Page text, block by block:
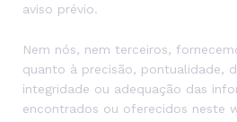
aviso prévio.
Nem nós, nem terceiros,
quanto à precisão, pontualidade,
integridade ou adequação das
encontrados ou oferecidos neste